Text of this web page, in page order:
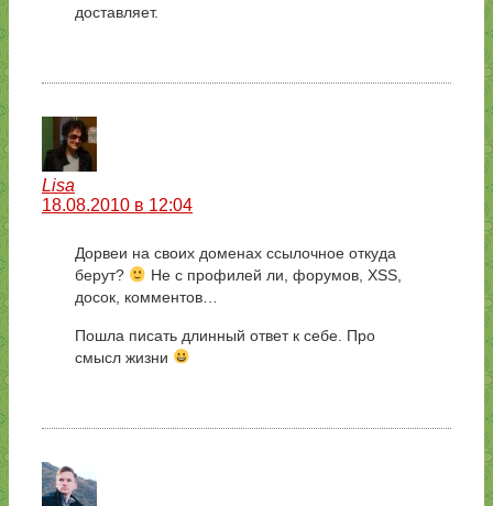
доставляет.
Lisa
18.08.2010 в 12:04
Дорвеи на своих доменах ссылочное откуда
берут?
Не с профилей ли, форумов, XSS,
досок, комментов…
Пошла писать длинный ответ к себе. Про
смысл жизни